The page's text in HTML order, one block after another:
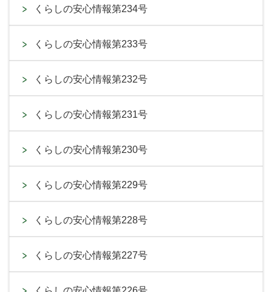
くらしの安心情報第234号
くらしの安心情報第233号
くらしの安心情報第232号
くらしの安心情報第231号
くらしの安心情報第230号
くらしの安心情報第229号
くらしの安心情報第228号
くらしの安心情報第227号